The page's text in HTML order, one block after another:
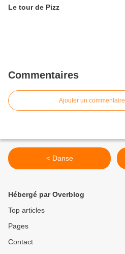
Le tour de Pizz
Commentaires
Ajouter un commentaire
< Danse
Hébergé par Overblog
Top articles
Pages
Contact